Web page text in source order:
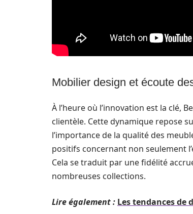
Mobilier design et écoute
À l’heure où l’innovation est la clé,
clientèle. Cette dynamique repose
l’importance de la qualité des
positifs concernant non seulement
Cela se traduit par une fidélité
nombreuses collections.
Lire également : Les tendances de